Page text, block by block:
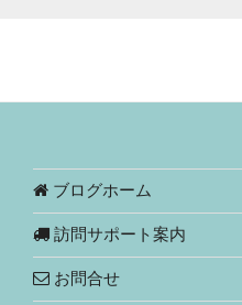
ブログホーム
訪問サポート案内
お問合せ